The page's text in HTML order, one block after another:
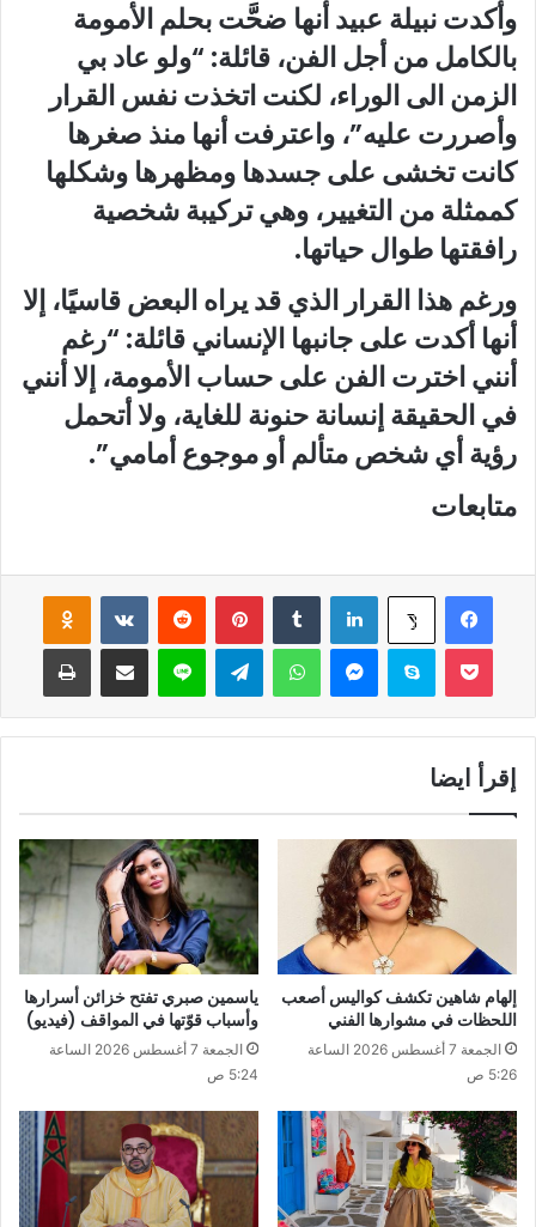
وأكدت نبيلة عبيد أنها ضحَّت بحلم الأمومة
بالكامل من أجل الفن، قائلة: “ولو عاد بي
الزمن الى الوراء، لكنت اتخذت نفس القرار
وأصررت عليه”، واعترفت أنها منذ صغرها
كانت تخشى على جسدها ومظهرها وشكلها
كممثلة من التغيير، وهي تركيبة شخصية
رافقتها طوال حياتها.
ورغم هذا القرار الذي قد يراه البعض قاسيًا، إلا
أنها أكدت على جانبها الإنساني قائلة: “رغم
أنني اخترت الفن على حساب الأمومة، إلا أنني
في الحقيقة إنسانة حنونة للغاية، ولا أتحمل
رؤية أي شخص متألم أو موجوع أمامي”.
متابعات
فيسبوك ‫X لينكدإن بينتيريست
سكايب واتساب لاين
إقرأ ايضا
إلهام شاهين تكشف كواليس أصعب
اللحظات في مشوارها الفني
الجمعة 7 أغسطس 2026 الساعة
5:26 ص
ياسمين صبري تفتح خزائن أسرارها
وأسباب قوّتها في المواقف (فيديو)
الجمعة 7 أغسطس 2026 الساعة
5:24 ص